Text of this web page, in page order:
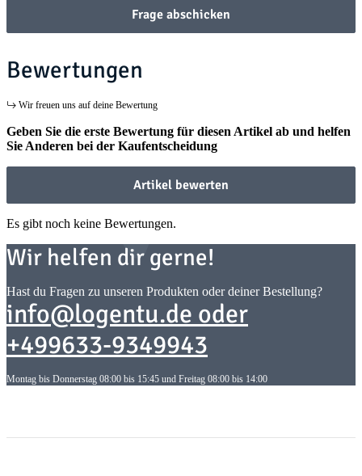
Frage abschicken
Bewertungen
Wir freuen uns auf deine Bewertung
Geben Sie die erste Bewertung für diesen Artikel ab und helfen
Sie Anderen bei der Kaufentscheidung
Artikel bewerten
Es gibt noch keine Bewertungen.
Wir helfen dir gerne!
Hast du Fragen zu unseren Produkten oder deiner Bestellung?
info@logentu.de oder
+499633-9349943
Montag bis Donnerstag 08:00 bis 15:45 und Freitag 08:00 bis 14:00